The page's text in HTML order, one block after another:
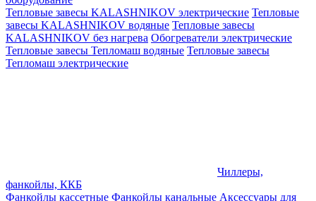
Тепловые завесы KALASHNIKOV электрические Тепловые
завесы KALASHNIKOV водяные Тепловые завесы
KALASHNIKOV без нагрева Обогреватели электрические
Тепловые завесы Тепломаш водяные Тепловые завесы
Тепломаш электрические
Чиллеры,
фанкойлы, ККБ
Фанкойлы кассетные Фанкойлы канальные Аксессуары для